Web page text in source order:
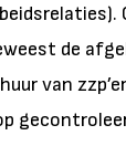
de
van